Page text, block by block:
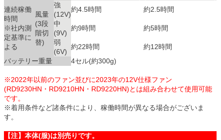
連続稼働
時間
※社内測
定基準に
よる
風量
(3段
階切
替)
強
(12V)
約4.5時間
約2.5時間
中
(9V)
約9時間
約5時間
弱
(6V)
約22時間
約12時間
バッテリー重量
4セル(約300g)
※2022年以前のファン並びに2023年の12V仕様ファン
(RD9230HN・RD9210HN・RD9220HN)とは組み合わせて使用可能
です。
※着用条件など諸条件により、稼働時間が異なる場合がございま
す。
【注】本体(服)は別売りです。